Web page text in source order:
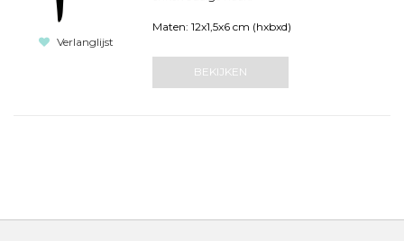
Verlanglijst
Maten: 12x1,5x6 cm (hxbxd)
BEKIJKEN